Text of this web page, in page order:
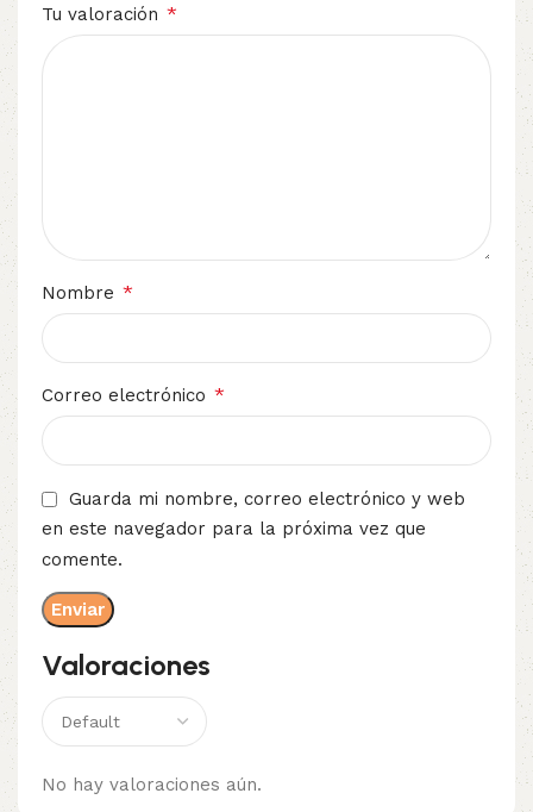
Valoraciones
No hay valoraciones aún.
Tu valoración *
Nombre *
Correo electrónico *
Guarda mi nombre, correo electrónico y web
en este navegador para la próxima vez que
comente.